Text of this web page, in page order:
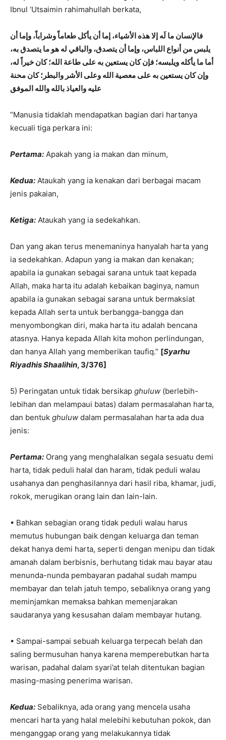
Ibnul ‘Utsaimin rahimahullah berkata,
فالإنسان ما لَه إلا هذه الأشياء، إما أن يأكل طعاماً وشراباً، وإما أن
يلبس من أنواع اللباس، وإما أن يتصدق، والباقي له هو ما يتصدق به،
أما ما يأكله ويلبسه؛ فإن كان يستعين به على طاعة الله؛ كان خيراً له،
وإن كان يستعين به على معصية الله وعلى الأشر والبطر؛ كان محنة
عليه والعياذ بالله والله الموفق
“Manusia tidaklah mendapatkan bagian dari hartanya
kecuali tiga perkara ini:
Pertama: Apakah yang ia makan dan minum,
Kedua: Ataukah yang ia kenakan dari berbagai macam
jenis pakaian,
Ketiga: Ataukah yang ia sedekahkan.
Dan yang akan terus menemaninya hanyalah harta yang
ia sedekahkan. Adapun yang ia makan dan kenakan;
apabila ia gunakan sebagai sarana untuk taat kepada
Allah, maka harta itu adalah kebaikan baginya, namun
apabila ia gunakan sebagai sarana untuk bermaksiat
kepada Allah serta untuk berbangga-bangga dan
menyombongkan diri, maka harta itu adalah bencana
atasnya. Hanya kepada Allah kita mohon perlindungan,
dan hanya Allah yang memberikan taufiq.” [Syarhu
Riyadhis Shaalihin, 3/376]
5) Peringatan untuk tidak bersikap ghuluw (berlebih-
lebihan dan melampaui batas) dalam permasalahan harta,
dan bentuk ghuluw dalam permasalahan harta ada dua
jenis:
Pertama: Orang yang menghalalkan segala sesuatu demi
harta, tidak peduli halal dan haram, tidak peduli walau
usahanya dan penghasilannya dari hasil riba, khamar, judi,
rokok, merugikan orang lain dan lain-lain.
• Bahkan sebagian orang tidak peduli walau harus
memutus hubungan baik dengan keluarga dan teman
dekat hanya demi harta, seperti dengan menipu dan tidak
amanah dalam berbisnis, berhutang tidak mau bayar atau
menunda-nunda pembayaran padahal sudah mampu
membayar dan telah jatuh tempo, sebaliknya orang yang
meminjamkan memaksa bahkan memenjarakan
saudaranya yang kesusahan dalam membayar hutang.
• Sampai-sampai sebuah keluarga terpecah belah dan
saling bermusuhan hanya karena memperebutkan harta
warisan, padahal dalam syari’at telah ditentukan bagian
masing-masing penerima warisan.
Kedua: Sebaliknya, ada orang yang mencela usaha
mencari harta yang halal melebihi kebutuhan pokok, dan
menganggap orang yang melakukannya tidak